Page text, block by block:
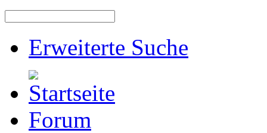
Erweiterte Suche
Forum